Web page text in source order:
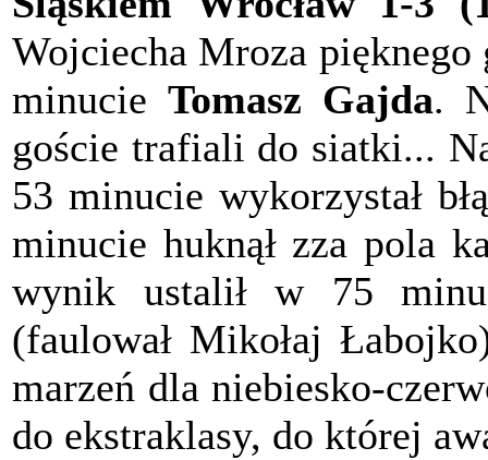
Wojciecha Mroza
minucie Tomasz Gajda.
goście trafiali do siatki...
53 minucie wykorzystał
minucie huknął zza pola
wynik ustalił w 75
(faulował Mikołaj
marzeń dla niebiesko-
do ekstraklasy, do której